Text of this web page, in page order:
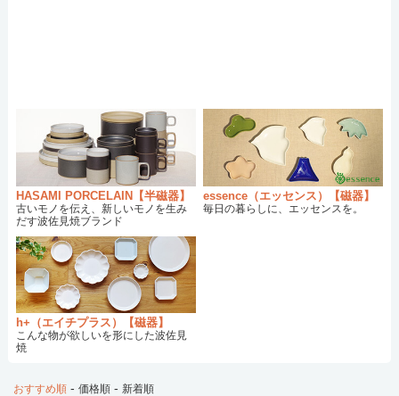
HASAMI PORCELAIN【半磁器】
古いモノを伝え、新しいモノを生み
だす波佐見焼ブランド
essence（エッセンス）【磁器】
毎日の暮らしに、エッセンスを。
h+（エイチプラス）【磁器】
こんな物が欲しいを形にした波佐見
焼
おすすめ順 - 価格順 - 新着順